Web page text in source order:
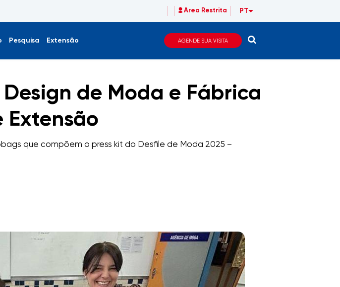
Area Restrita PT
Pesquisa Extensão AGENDE SUA VISITA
de Moda e Fábrica
Extensão
que compõem o press kit do Desfile de Moda 2025 –